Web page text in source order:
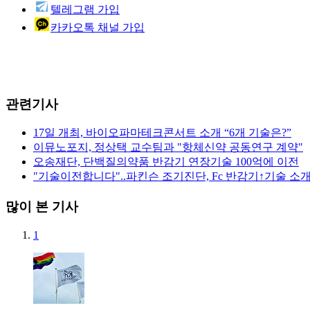
텔레그램 가입
카카오톡 채널 가입
관련기사
17일 개최, 바이오파마테크콘서트 소개 “6개 기술은?”
이뮤노포지, 정상택 교수팀과 "항체신약 공동연구 계약"
오송재단, 단백질의약품 반감기 연장기술 100억에 이전
"기술이전합니다"..파킨슨 조기진단, Fc 반감기↑기술 소개
많이 본 기사
1